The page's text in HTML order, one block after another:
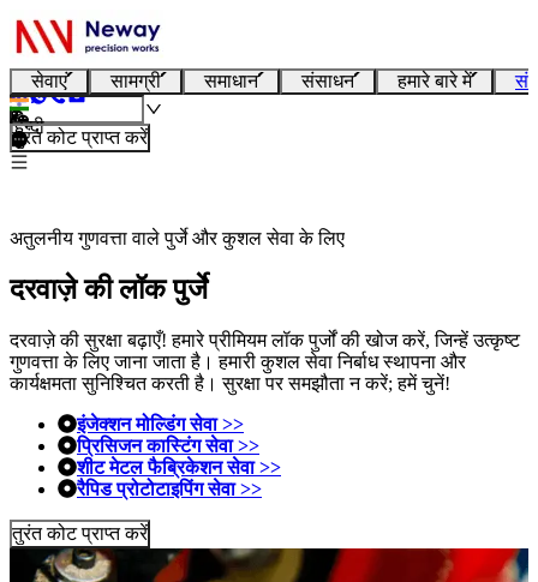
सेवाएं सामग्री समाधान संसाधन हमारे बारे में
हिन्दी
तुरंत कोट प्राप्त करें
अतुलनीय गुणवत्ता वाले पुर्जे और कुशल सेवा के लिए
दरवाज़े की लॉक पुर्जे
दरवाज़े की सुरक्षा बढ़ाएँ! हमारे प्रीमियम लॉक पुर्जों की खोज करें, जिन्हें उत्कृष्ट
गुणवत्ता के लिए जाना जाता है। हमारी कुशल सेवा निर्बाध स्थापना और
कार्यक्षमता सुनिश्चित करती है। सुरक्षा पर समझौता न करें; हमें चुनें!
इंजेक्शन मोल्डिंग सेवा >>
प्रिसिजन कास्टिंग सेवा >>
शीट मेटल फैब्रिकेशन सेवा >>
रैपिड प्रोटोटाइपिंग सेवा >>
तुरंत कोट प्राप्त करें